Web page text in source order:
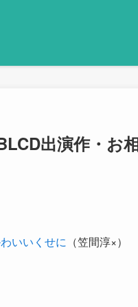
出演作・お
いいくせに （笠間淳×）